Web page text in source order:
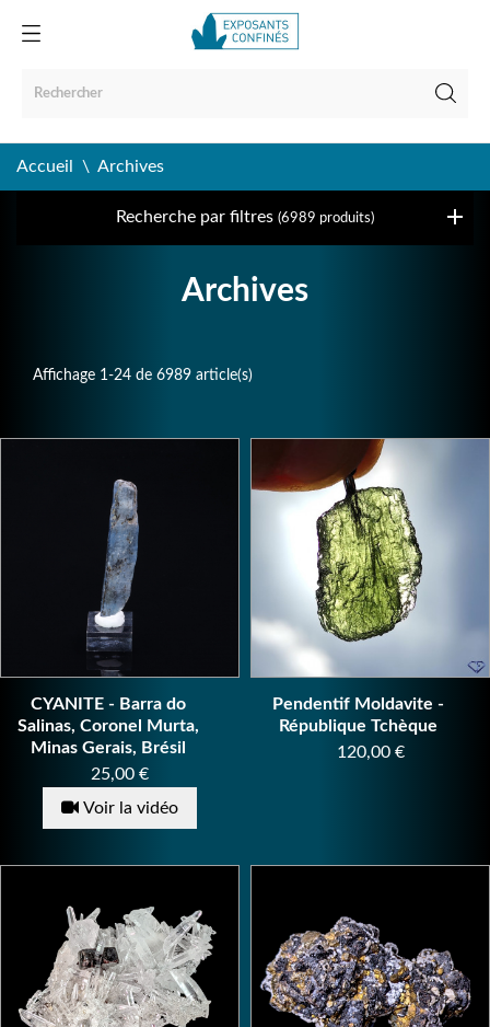
Accueil Archives
Recherche par filtres (6989 produits)
Archives
Affichage 1-24 de 6989 article(s)
CYANITE - Barra do
Salinas, Coronel Murta,
Minas Gerais, Brésil
Prix
25,00 €
Voir la vidéo
Pendentif Moldavite -
République Tchèque
Prix
120,00 €